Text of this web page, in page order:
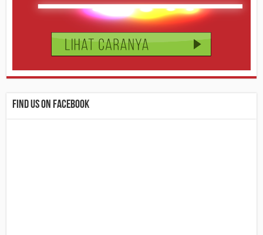
Find us on Facebook